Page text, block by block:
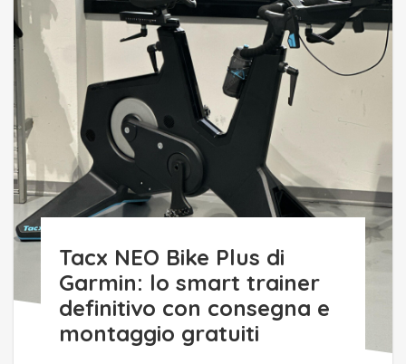
Tacx NEO Bike Plus di
Garmin: lo smart trainer
definitivo con consegna e
montaggio gratuiti